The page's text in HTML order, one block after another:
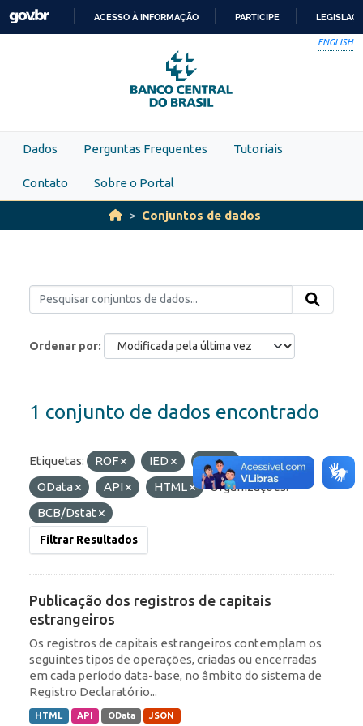
Skip to main content
PARA
O
CONTEÚDO
ACESSO À INFORMAÇÃO PARTICIPE
ENGLISH
Dados Perguntas Frequentes Tutoriais
Contato Sobre o Portal
Conjuntos de dados
Ordenar por
1 conjunto de dados encontrado
Etiquetas: ROF IED RDE
Formatos:
OData
API HTML
Organizações:
BCB/Dstat
Filtrar Resultados
Publicação dos registros de capitais
estrangeiros
Os registros de capitais estrangeiros contemplam os
seguintes tipos de operações, criadas ou encerradas
em cada período data-base, no âmbito do sistema de
Registro Declaratório...
HTML API OData JSON